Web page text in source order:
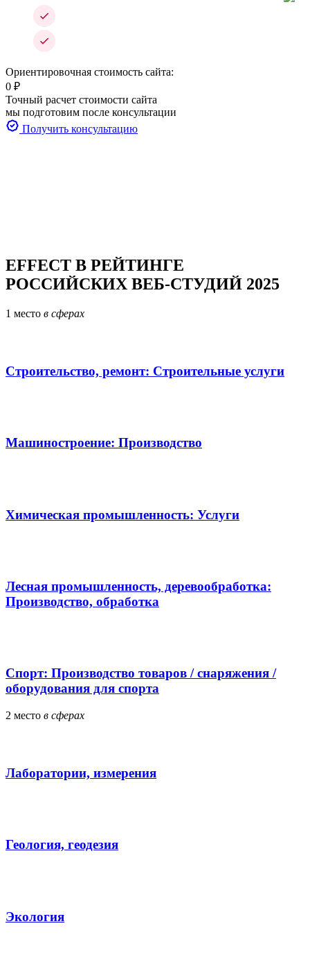
Ориентировочная стоимость сайта:
0 ₽
Точный расчет стоимости сайта
мы подготовим после консультации
Получить консультацию
EFFECT В РЕЙТИНГЕ
РОССИЙСКИХ ВЕБ-СТУДИЙ 2025
1 место в сферах
Строительство, ремонт: Строительные услуги
Машиностроение: Производство
Химическая промышленность: Услуги
Лесная промышленность, деревообработка:
Производство, обработка
Спорт: Производство товаров / снаряжения /
оборудования для спорта
2 место в сферах
Лаборатории, измерения
Геология, геодезия
Экология